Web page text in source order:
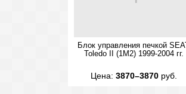
Блок управления печкой SEAT
Toledo II (1M2) 1999-2004 гг.
Цена: 3870–3870руб.